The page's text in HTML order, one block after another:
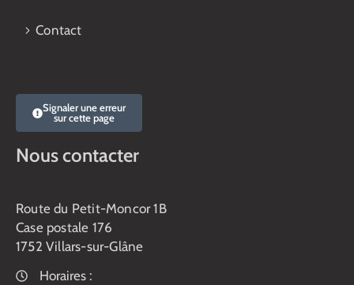
Contact
Signaler une erreur
sur cette page
Nous contacter
Route du Petit-Moncor 1B
Case postale 176
1752 Villars-sur-Glâne
Horaires :